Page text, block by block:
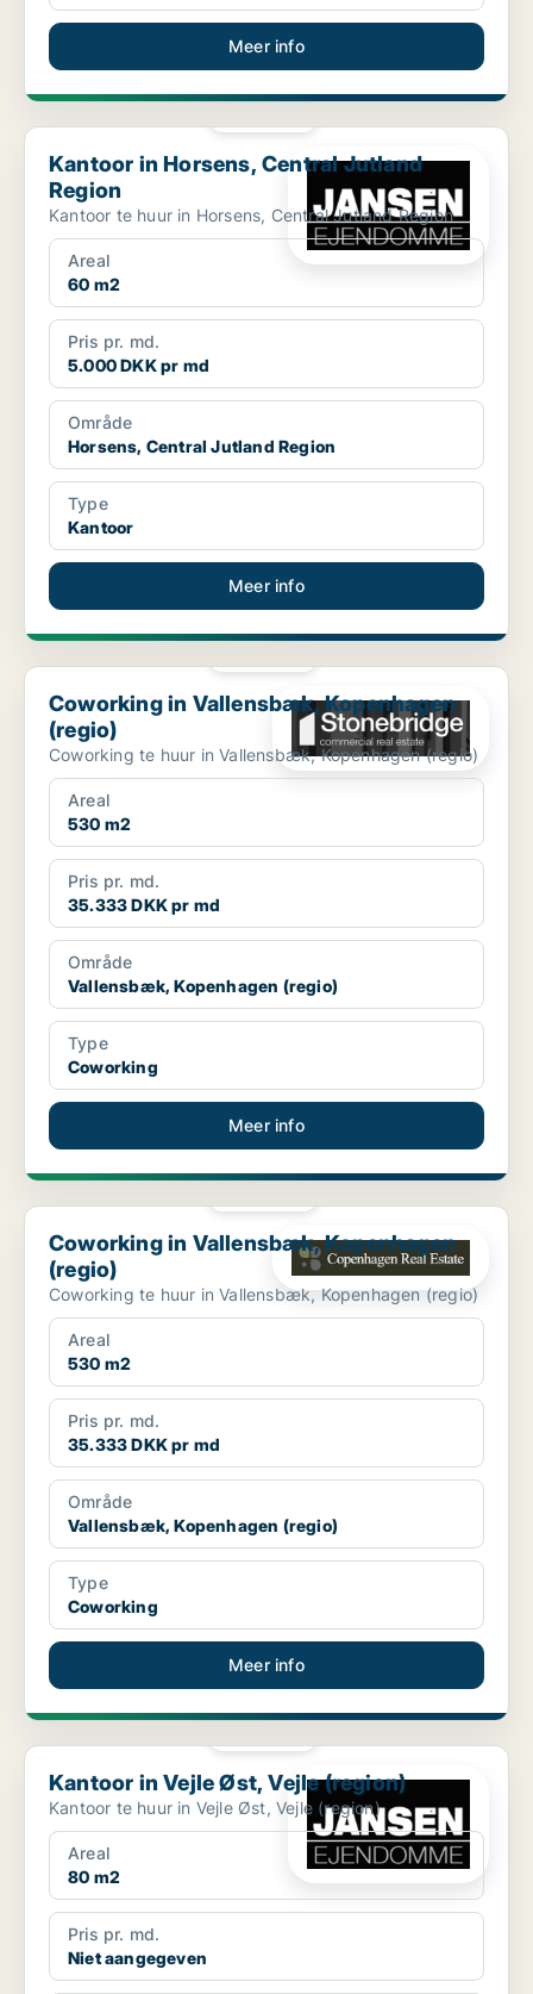
Meer info
Kantoor in Horsens, Central Jutland Region
Kantoor in Horsens, Central Jutland
Region
Kantoor te huur in Horsens, Central Jutland Region
Areal
60 m2
Pris pr. md.
5.000 DKK pr md
Område
Horsens, Central Jutland Region
Type
Kantoor
Meer info
Coworking in Vallensbæk, Kopenhagen (regio)
Coworking in Vallensbæk, Kopenhagen
(regio)
Coworking te huur in Vallensbæk, Kopenhagen (regio)
Areal
530 m2
Pris pr. md.
35.333 DKK pr md
Område
Vallensbæk, Kopenhagen (regio)
Type
Coworking
Meer info
Coworking in Vallensbæk, Kopenhagen (regio)
Coworking in Vallensbæk, Kopenhagen
(regio)
Coworking te huur in Vallensbæk, Kopenhagen (regio)
Areal
530 m2
Pris pr. md.
35.333 DKK pr md
Område
Vallensbæk, Kopenhagen (regio)
Type
Coworking
Meer info
Kantoor in Vejle Øst, Vejle (region)
Kantoor in Vejle Øst, Vejle (region)
Kantoor te huur in Vejle Øst, Vejle (region)
Areal
80 m2
Pris pr. md.
Niet aangegeven